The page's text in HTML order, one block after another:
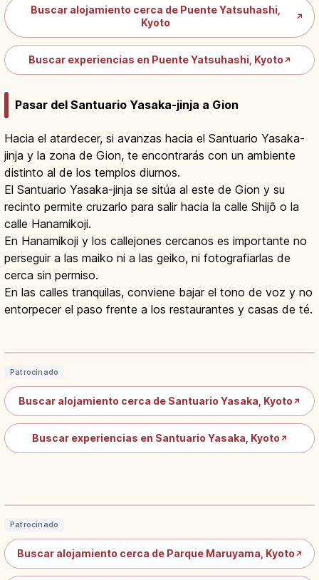
Buscar alojamiento cerca de Puente Yatsuhashi,
Kyoto
↗
Buscar experiencias en Puente Yatsuhashi, Kyoto ↗
Pasar del Santuario Yasaka-jinja a Gion
Hacia el atardecer, si avanzas hacia el Santuario Yasaka-
jinja y la zona de Gion, te encontrarás con un ambiente
distinto al de los templos diurnos.
El Santuario Yasaka-jinja se sitúa al este de Gion y su
recinto permite cruzarlo para salir hacia la calle Shijō o la
calle Hanamikoji.
En Hanamikoji y los callejones cercanos es importante no
perseguir a las maiko ni a las geiko, ni fotografiarlas de
cerca sin permiso.
En las calles tranquilas, conviene bajar el tono de voz y no
entorpecer el paso frente a los restaurantes y casas de té.
Santuario Yasaka Kioto: Gion Matsuri
Patrocinado
Buscar alojamiento cerca de Santuario Yasaka, Kyoto ↗
Buscar experiencias en Santuario Yasaka, Kyoto ↗
Patrocinado
Buscar alojamiento cerca de Parque Maruyama, Kyoto ↗